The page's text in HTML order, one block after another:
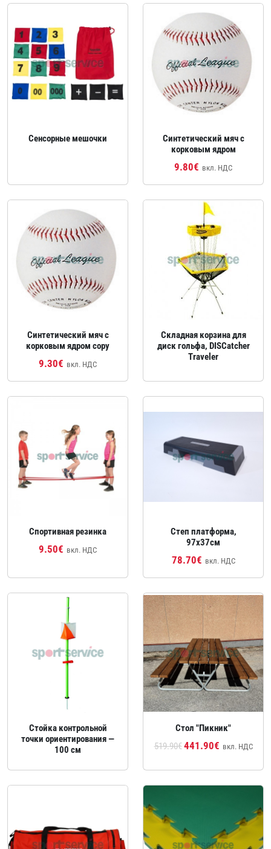
Сенсорные мешочки
Синтетический мяч с
корковым ядром
9.80€ вкл. НДС
Синтетический мяч с
корковым ядром copy
9.30€ вкл. НДС
Складная корзина для
диск гольфа, DISCatcher
Traveler
Спортивная резинка
9.50€ вкл. НДС
Степ платформа,
97x37см
78.70€ вкл. НДС
Стойка контрольной
точки ориентирования —
100 см
Стол "Пикник"
519.90€441.90€ вкл. НДС